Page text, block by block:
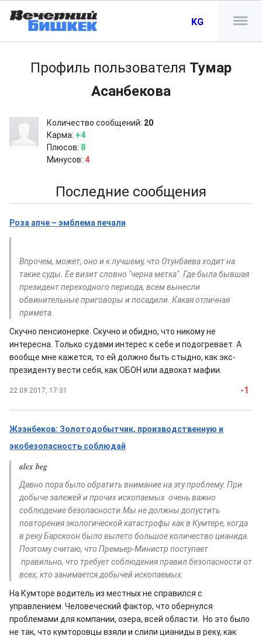
KG
Профиль пользователя Тумар
Асанбекова
Количество сообщений: 20
Карма: +4
Плюсов: 8
Минусов: 4
Последние сообщения
Роза апче – эмблема печали
Впрочем, может, оно и к лучшему, что Отунбаева ходит на
такие суды. Ее визит словно "черна метка". Где была бывшая
президент переходного периода, всем вынесли
обвинительные приговоры и посадили. Какая отличная
примета.
Cкучно пенсионерке. Скучно и обидно, что никому не
интересна. Только судами интерес к себе и подогревает. А
вообще мне кажется, то ей должно быть стыдно, как экс-
президенту вести себя, как ОБОН или адвокат мафии.
22.09.2017, 17:31 -1
Жээнбеков: Золотодобытчик, производственную и
экобезопасность соблюдай
alex beg
Давно пора было обратить внимание на эту проблему. При
добыче залежей и прочих ископаемых очень важно
соблюдение безопасности.Мы не должны допустить
повторения экологической катастрофы как в Кумтере, когда
в реку Барскоон было вылето большое количество цианида.
Поэтому считаю, что Премьер-Министр поступает
правильно, что требует соблюдения правил безопасности от
всех, кто занимается добычей ископаемых.
На Кумторе водитель из местных не справился с
управлением. Человеческий фактор, что обернулся
проблемами для компании, озера, всей области. Но это было
не так, что кумторовцы взяли и слили цианиды в реку, как